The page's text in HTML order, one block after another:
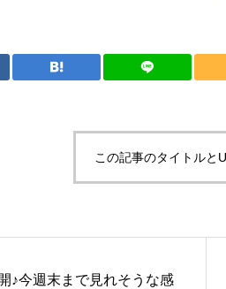
この記事のタイトルと
♪今週末まで見れそうな感